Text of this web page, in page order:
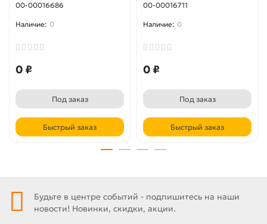
00-00016686
0
0 ₽
Под заказ
Быстрый заказ
00-00016711
0
0 ₽
Под заказ
Быстрый заказ
Будьте в центре событий - подпишитесь на наши
новости! Новинки, скидки, акции.